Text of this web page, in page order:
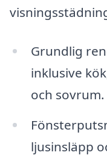
Grundlig
inklusive
och sovrum.
ljusinsläpp